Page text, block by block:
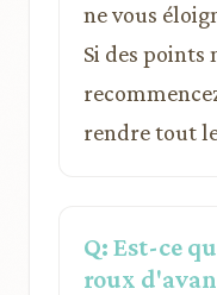
ne vous
Si des points
rendre tout
Q: Est-ce
roux